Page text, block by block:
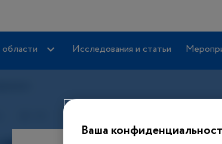
области Исследования и статьи
Ваша